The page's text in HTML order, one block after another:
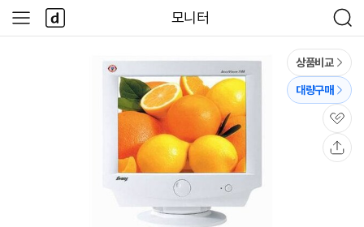
모니터
검
색
사
이
다
나
와
상품비교
대량구매
관
심